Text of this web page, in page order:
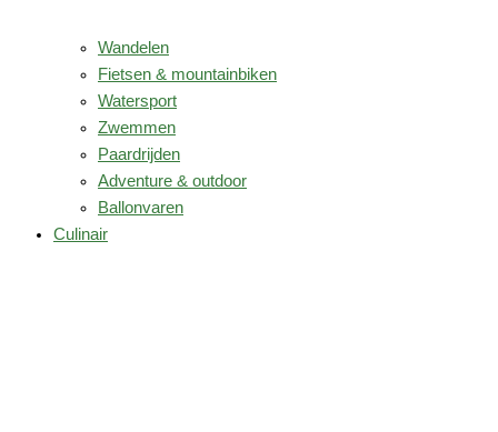
Wandelen
Fietsen & mountainbiken
Watersport
Zwemmen
Paardrijden
Adventure & outdoor
Ballonvaren
Culinair